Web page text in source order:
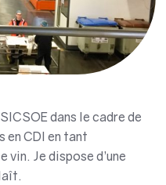
dans le cadre de
en CDI en tant
vin. Je dispose d’une